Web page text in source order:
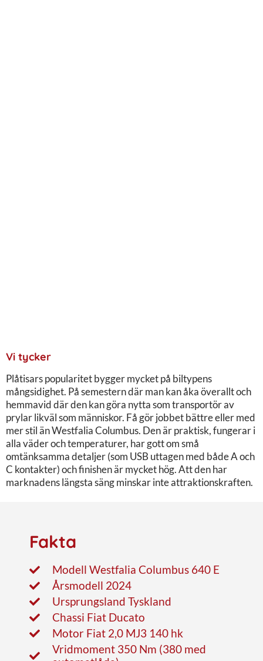
Vi tycker
Plåtisars popularitet bygger mycket på biltypens
mångsidighet. På semestern där man kan åka överallt och
hemmavid där den kan göra nytta som transportör av
prylar likväl som människor. Få gör jobbet bättre eller med
mer stil än Westfalia Columbus. Den är praktisk, fungerar i
alla väder och temperaturer, har gott om små
omtänksamma detaljer (som USB uttagen med både A och
C kontakter) och finishen är mycket hög. Att den har
marknadens längsta säng minskar inte attraktionskraften.
Fakta
Modell Westfalia Columbus 640 E
Årsmodell 2024
Ursprungsland Tyskland
Chassi Fiat Ducato
Motor Fiat 2,0 MJ3 140 hk
Vridmoment 350 Nm (380 med